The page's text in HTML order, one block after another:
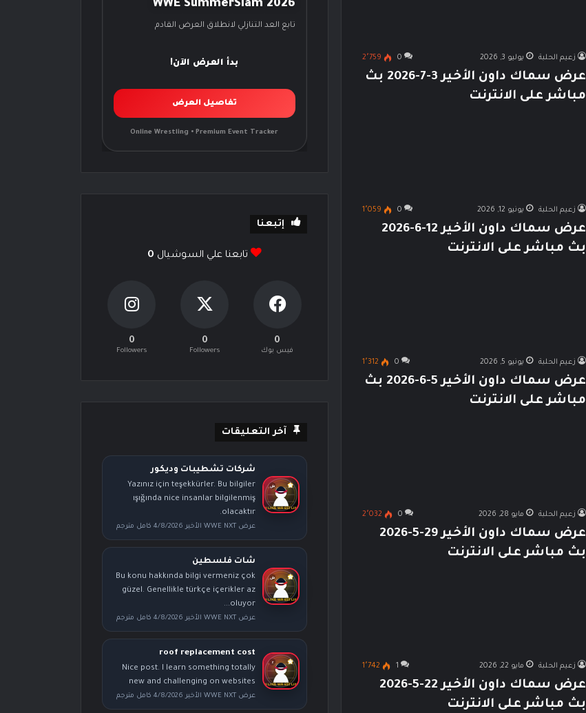
زعيم الحلبة يوليو 3, 2026 0 2٬759
عرض سماك داون الأخير 3-7-2026 بث
مباشر على الانترنت
زعيم الحلبة يونيو 12, 2026 0 1٬059
عرض سماك داون الأخير 12-6-2026
بث مباشر على الانترنت
زعيم الحلبة يونيو 5, 2026 0 1٬312
عرض سماك داون الأخير 5-6-2026 بث
مباشر على الانترنت
زعيم الحلبة مايو 28, 2026 0 2٬032
عرض سماك داون الأخير 29-5-2026
بث مباشر على الانترنت
زعيم الحلبة مايو 22, 2026 1 1٬742
عرض سماك داون الأخير 22-5-2026
بث مباشر على الانترنت
WWE SummerSlam 2026
تابع العد التنازلي لانطلاق العرض القادم
بدأ العرض الآن!
تفاصيل العرض
Online Wrestling • Premium Event Tracker
إتبعنا
تابعنا علي السوشيال 0
0
فيس بوك
0
Followers
0
Followers
آخر التعليقات
شركات تشطيبات وديكور
Yazınız için teşekkürler. Bu bilgiler
ışığında nice insanlar bilgilenmiş
olacaktır.
عرض WWE NXT الأخير 4/8/2026 كامل مترجم
شات فلسطين
Bu konu hakkında bilgi vermeniz çok
güzel. Genellikle türkçe içerikler az
oluyor...
عرض WWE NXT الأخير 4/8/2026 كامل مترجم
roof replacement cost
Nice post. I learn something totally
new and challenging on websites
عرض WWE NXT الأخير 4/8/2026 كامل مترجم